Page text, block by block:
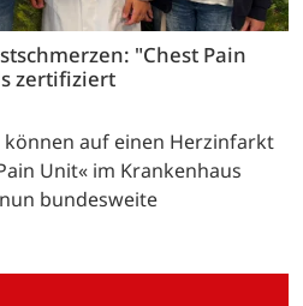
"Chest Pain
zertifiziert
auf einen Herzinfarkt
Unit« im Krankenhaus
bundesweite